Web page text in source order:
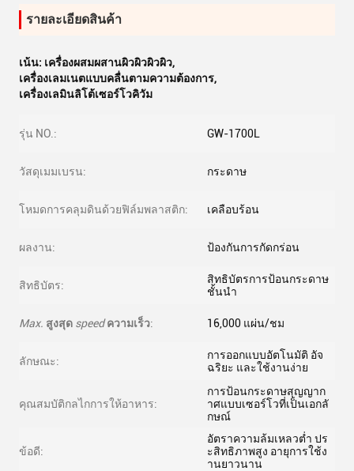
รายละเอียดสินค้า
เน้น: เครื่องผสมผสานผิวผิวผิวผิว,
เครื่องเลมเนตแบบคลื่นตามความต้องการ,
เครื่องเลมินลิโต้เซอร์โวคิวัม
รุ่น NO.: GW-1700L
วัสดุเมมเบรน: กระดาษ
โหมดการคลุมดินด้วยฟิล์มพลาสติก: เคลือบร้อน
ผลงาน: ป้องกันการกัดกร่อน
สิทธิบัตร:
สิทธิบัตรการป้อนกระดาษ
ชั้นนำ
Max. สูงสุด speed ความเร็ว: 16,000 แผ่น/ชม
ลักษณะ:
การออกแบบอัตโนมัติ อัจ
ฉริยะ และใช้งานง่าย
คุณสมบัติกลไกการให้อาหาร:
การป้อนกระดาษสุญญาก
าศแบบเซอร์โวที่เป็นเอกลั
กษณ์
ข้อดี:
อัตราความล้มเหลวต่ำ ปร
ะสิทธิภาพสูง อายุการใช้ง
านยาวนาน